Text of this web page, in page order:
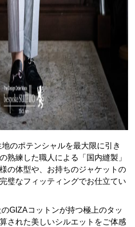
のポテンシャルを最大限に引き
熟練した職人による「国内縫製」
の体型や、お持ちのジャケットの
璧なフィッティングでお仕立てい
GIZAコットンが持つ極上のタッ
された美しいシルエットをご体感